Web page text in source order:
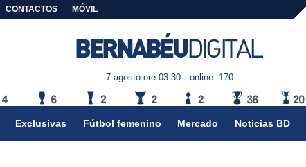
CONTACTOS MÓVIL
7 agosto ore 03:30 online: 170
Exclusivas Fútbol femenino Mercado Noticias BD